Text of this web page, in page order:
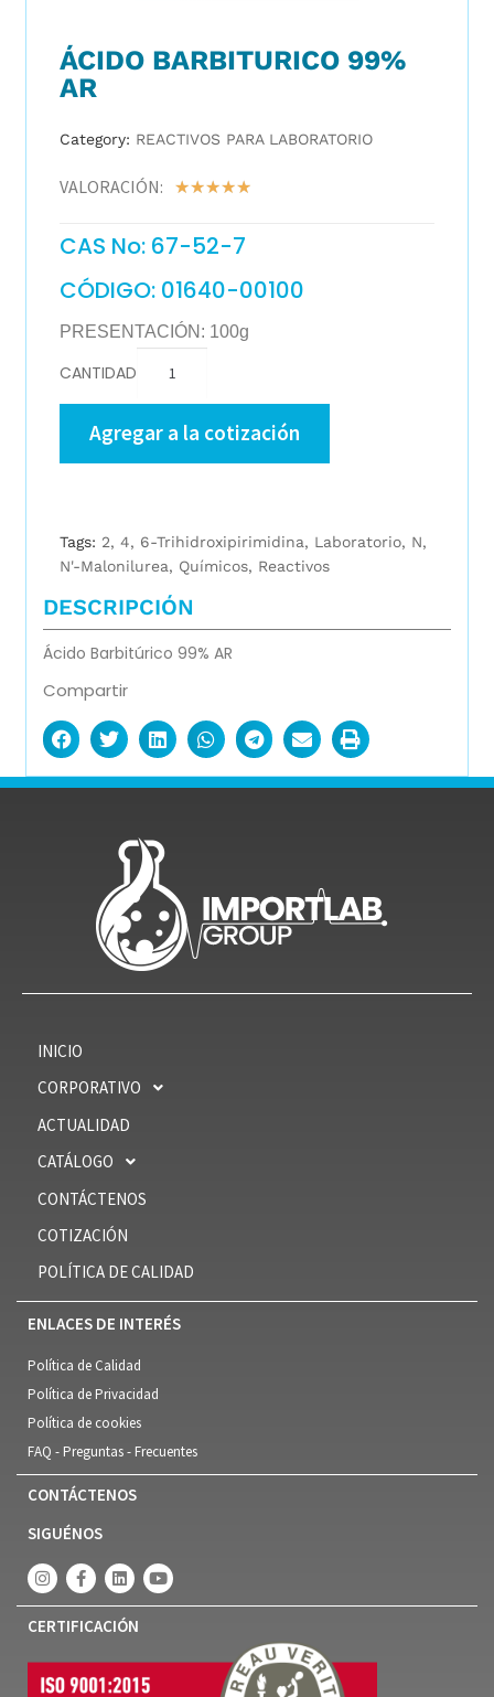
ÁCIDO BARBITURICO 99%
AR
Category: REACTIVOS PARA LABORATORIO
VALORACIÓN: ☆☆☆☆☆
CAS No: 67-52-7
CÓDIGO: 01640-00100
PRESENTACIÓN: 100g
CANTIDAD
Agregar a la cotización
Tags: 2, 4, 6-Trihidroxipirimidina, Laboratorio, N,
N'-Malonilurea, Químicos, Reactivos
DESCRIPCIÓN
Ácido Barbitúrico 99% AR
Compartir
INICIO
CORPORATIVO
ACTUALIDAD
CATÁLOGO
CONTÁCTENOS
COTIZACIÓN
POLÍTICA DE CALIDAD
ENLACES DE INTERÉS
Política de Calidad
Política de Privacidad
Política de cookies
FAQ - Preguntas - Frecuentes
CONTÁCTENOS
SIGUÉNOS
CERTIFICACIÓN